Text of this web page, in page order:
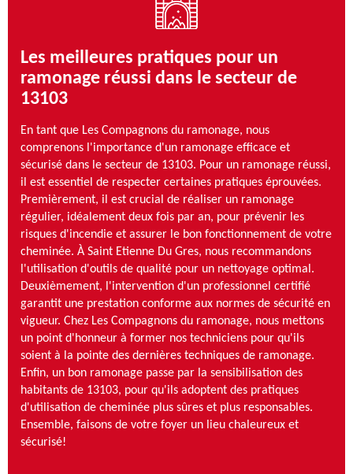
Les meilleures pratiques pour un
ramonage réussi dans le secteur de
13103
En tant que Les Compagnons du ramonage, nous
comprenons l'importance d'un ramonage efficace et
sécurisé dans le secteur de 13103. Pour un ramonage réussi,
il est essentiel de respecter certaines pratiques éprouvées.
Premièrement, il est crucial de réaliser un ramonage
régulier, idéalement deux fois par an, pour prévenir les
risques d'incendie et assurer le bon fonctionnement de votre
cheminée. À Saint Etienne Du Gres, nous recommandons
l'utilisation d'outils de qualité pour un nettoyage optimal.
Deuxièmement, l'intervention d'un professionnel certifié
garantit une prestation conforme aux normes de sécurité en
vigueur. Chez Les Compagnons du ramonage, nous mettons
un point d'honneur à former nos techniciens pour qu'ils
soient à la pointe des dernières techniques de ramonage.
Enfin, un bon ramonage passe par la sensibilisation des
habitants de 13103, pour qu'ils adoptent des pratiques
d'utilisation de cheminée plus sûres et plus responsables.
Ensemble, faisons de votre foyer un lieu chaleureux et
sécurisé!